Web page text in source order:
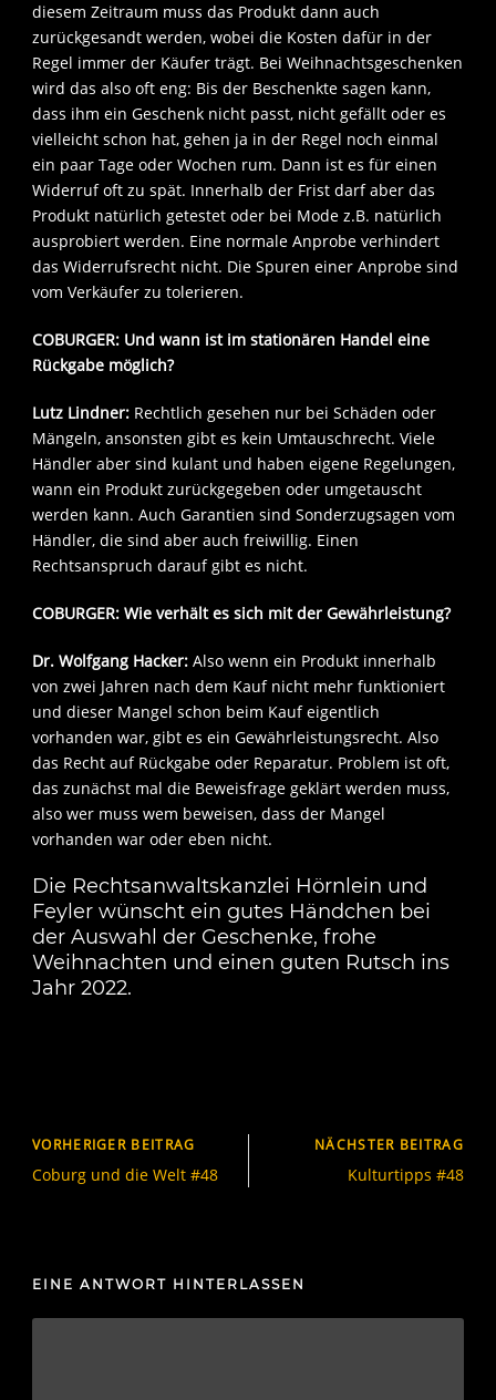
diesem Zeitraum muss das Produkt dann auch
zurückgesandt werden, wobei die Kosten dafür in der
Regel immer der Käufer trägt. Bei Weihnachtsgeschenken
wird das also oft eng: Bis der Beschenkte sagen kann,
dass ihm ein Geschenk nicht passt, nicht gefällt oder es
vielleicht schon hat, gehen ja in der Regel noch einmal
ein paar Tage oder Wochen rum. Dann ist es für einen
Widerruf oft zu spät. Innerhalb der Frist darf aber das
Produkt natürlich getestet oder bei Mode z.B. natürlich
ausprobiert werden. Eine normale Anprobe verhindert
das Widerrufsrecht nicht. Die Spuren einer Anprobe sind
vom Verkäufer zu tolerieren.
COBURGER: Und wann ist im stationären Handel eine
Rückgabe möglich?
Lutz Lindner: Rechtlich gesehen nur bei Schäden oder
Mängeln, ansonsten gibt es kein Umtauschrecht. Viele
Händler aber sind kulant und haben eigene Regelungen,
wann ein Produkt zurückgegeben oder umgetauscht
werden kann. Auch Garantien sind Sonderzugsagen vom
Händler, die sind aber auch freiwillig. Einen
Rechtsanspruch darauf gibt es nicht.
COBURGER: Wie verhält es sich mit der Gewährleistung?
Dr. Wolfgang Hacker: Also wenn ein Produkt innerhalb
von zwei Jahren nach dem Kauf nicht mehr funktioniert
und dieser Mangel schon beim Kauf eigentlich
vorhanden war, gibt es ein Gewährleistungsrecht. Also
das Recht auf Rückgabe oder Reparatur. Problem ist oft,
das zunächst mal die Beweisfrage geklärt werden muss,
also wer muss wem beweisen, dass der Mangel
vorhanden war oder eben nicht.
Die Rechtsanwaltskanzlei Hörnlein und
Feyler wünscht ein gutes Händchen bei
der Auswahl der Geschenke, frohe
Weihnachten und einen guten Rutsch ins
Jahr 2022.
VORHERIGER BEITRAG
Coburg und die Welt #48
NÄCHSTER BEITRAG
Kulturtipps #48
EINE ANTWORT HINTERLASSEN